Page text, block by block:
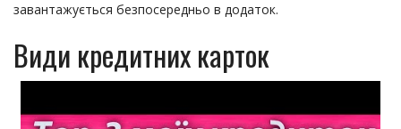
завантажується безпосередньо в додаток.
Види кредитних карток